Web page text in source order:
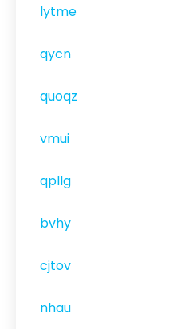
lytme
qycn
quoqz
vmui
qpllg
bvhy
cjtov
nhau